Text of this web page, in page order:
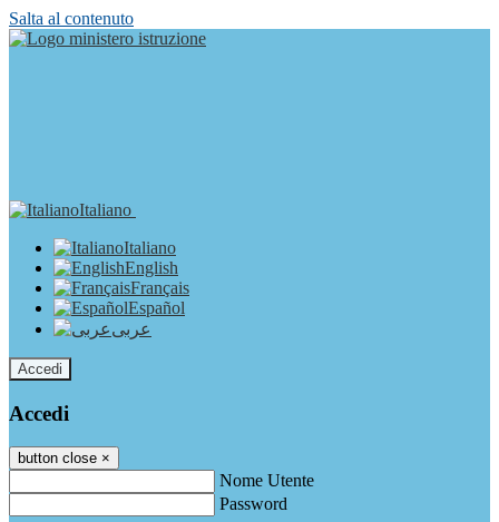
Salta al contenuto
Italiano
Italiano
English
Français
Español
عربى
Accedi
Accedi
button close ×
Nome Utente
Password